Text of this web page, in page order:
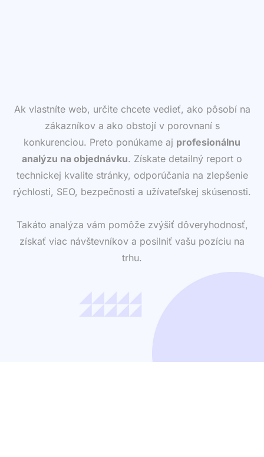
Ak vlastníte web, určite chcete vedieť, ako pôsobí na
zákazníkov a ako obstojí v porovnaní s
konkurenciou. Preto ponúkame aj profesionálnu
analýzu na objednávku. Získate detailný report o
technickej kvalite stránky, odporúčania na zlepšenie
rýchlosti, SEO, bezpečnosti a užívateľskej skúsenosti.
Takáto analýza vám pomôže zvýšiť dôveryhodnosť,
získať viac návštevníkov a posilniť vašu pozíciu na
trhu.